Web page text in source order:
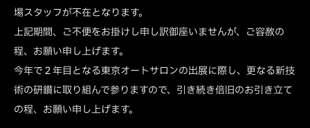
場スタッフが不在となります。
上記期間、ご不便をお掛けし申し訳御座いませんが、ご容赦の
程、お願い申し上げます。
今年で２年目となる東京オートサロンの出展に際し、更なる新技
術の研鑚に取り組んで参りますので、引き続き倍旧のお引き立て
の程、お願い申し上げます。